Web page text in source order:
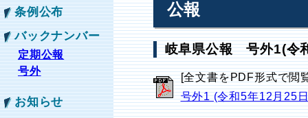
条例公布
バックナンバー
定期公報
号外
お知らせ
公報
岐阜県公報 号外1(令
[全文書をPDF形式で閲
号外1 (令和5年12月25